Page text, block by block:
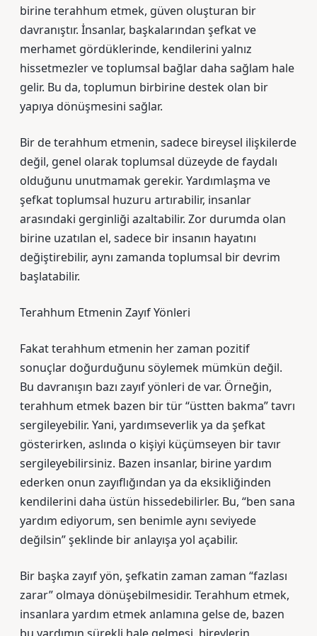
birine terahhum etmek, güven oluşturan bir
davranıştır. İnsanlar, başkalarından şefkat ve
merhamet gördüklerinde, kendilerini yalnız
hissetmezler ve toplumsal bağlar daha sağlam hale
gelir. Bu da, toplumun birbirine destek olan bir
yapıya dönüşmesini sağlar.
Bir de terahhum etmenin, sadece bireysel ilişkilerde
değil, genel olarak toplumsal düzeyde de faydalı
olduğunu unutmamak gerekir. Yardımlaşma ve
şefkat toplumsal huzuru artırabilir, insanlar
arasındaki gerginliği azaltabilir. Zor durumda olan
birine uzatılan el, sadece bir insanın hayatını
değiştirebilir, aynı zamanda toplumsal bir devrim
başlatabilir.
Terahhum Etmenin Zayıf Yönleri
Fakat terahhum etmenin her zaman pozitif
sonuçlar doğurduğunu söylemek mümkün değil.
Bu davranışın bazı zayıf yönleri de var. Örneğin,
terahhum etmek bazen bir tür “üstten bakma” tavrı
sergileyebilir. Yani, yardımseverlik ya da şefkat
gösterirken, aslında o kişiyi küçümseyen bir tavır
sergileyebilirsiniz. Bazen insanlar, birine yardım
ederken onun zayıflığından ya da eksikliğinden
kendilerini daha üstün hissedebilirler. Bu, “ben sana
yardım ediyorum, sen benimle aynı seviyede
değilsin” şeklinde bir anlayışa yol açabilir.
Bir başka zayıf yön, şefkatin zaman zaman “fazlası
zarar” olmaya dönüşebilmesidir. Terahhum etmek,
insanlara yardım etmek anlamına gelse de, bazen